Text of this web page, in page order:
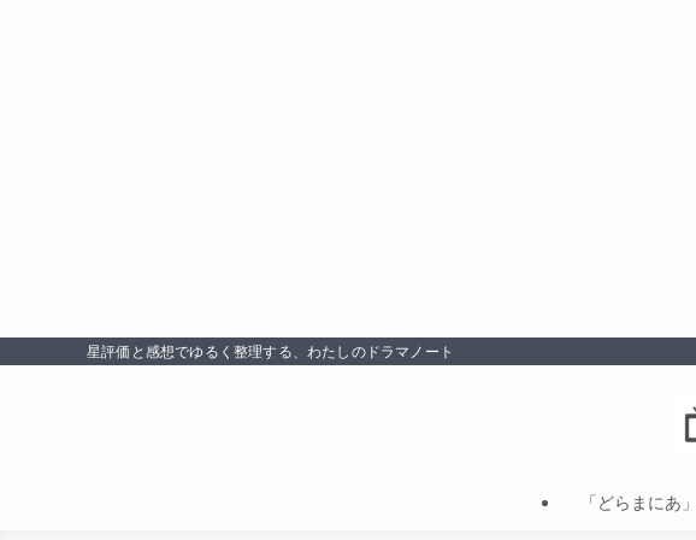
星評価と感想でゆるく整理する、わたしのドラマノート
「どらまにあ